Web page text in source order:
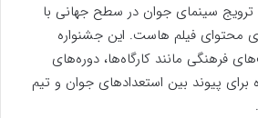
سینمای جوان در سطح جهانی با
محتوای فیلم هاست. این جشنواره
فرهنگی مانند کارگاه‌ها، دوره‌های
برای پیوند بین استعدادهای جوان و تیم